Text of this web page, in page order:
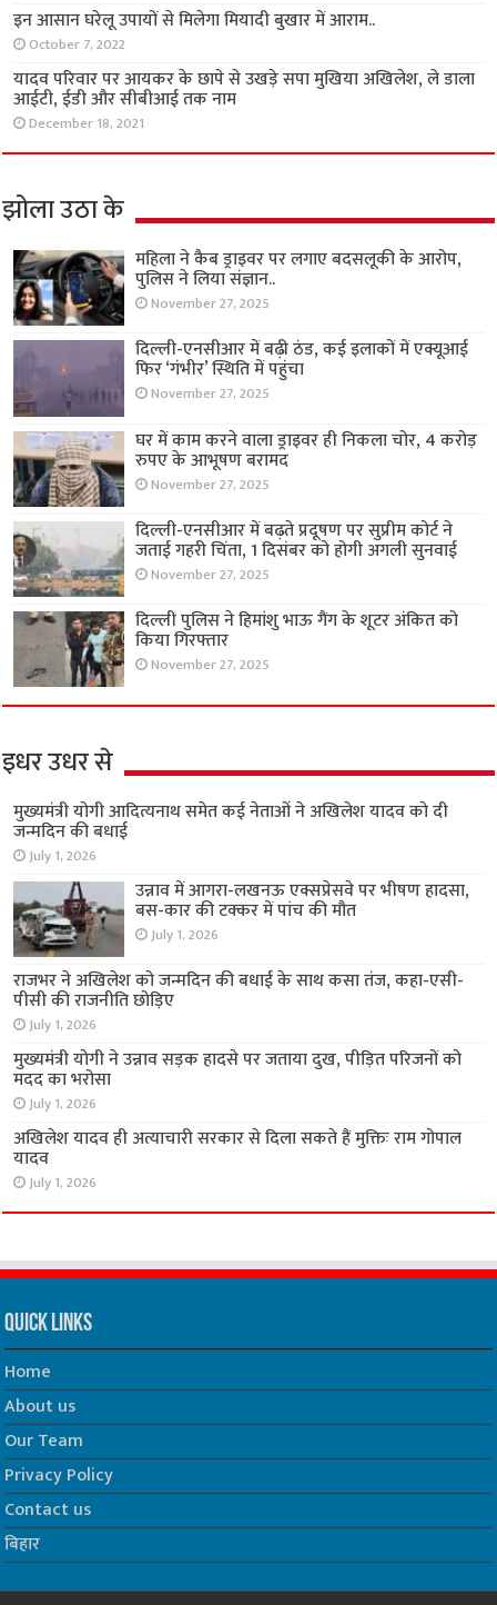
इन आसान घरेलू उपायों से मिलेगा मियादी बुखार में आराम..
October 7, 2022
यादव परिवार पर आयकर के छापे से उखड़े सपा मुखिया अखिलेश, ले डाला
आईटी, ईडी और सीबीआई तक नाम
December 18, 2021
झोला उठा के
महिला ने कैब ड्राइवर पर लगाए बदसलूकी के आरोप,
पुलिस ने लिया संज्ञान..
November 27, 2025
दिल्ली-एनसीआर में बढ़ी ठंड, कई इलाकों में एक्यूआई
फिर ‘गंभीर’ स्थिति में पहुंचा
November 27, 2025
घर में काम करने वाला ड्राइवर ही निकला चोर, 4 करोड़
रुपए के आभूषण बरामद
November 27, 2025
दिल्ली-एनसीआर में बढ़ते प्रदूषण पर सुप्रीम कोर्ट ने
जताई गहरी चिंता, 1 दिसंबर को होगी अगली सुनवाई
November 27, 2025
दिल्ली पुलिस ने हिमांशु भाऊ गैंग के शूटर अंकित को
किया गिरफ्तार
November 27, 2025
इधर उधर से
मुख्यमंत्री योगी आदित्यनाथ समेत कई नेताओं ने अखिलेश यादव को दी
जन्मदिन की बधाई
July 1, 2026
उन्नाव में आगरा-लखनऊ एक्सप्रेसवे पर भीषण हादसा,
बस-कार की टक्कर में पांच की मौत
July 1, 2026
राजभर ने अखिलेश को जन्मदिन की बधाई के साथ कसा तंज, कहा-एसी-
पीसी की राजनीति छोड़िए
July 1, 2026
मुख्यमंत्री योगी ने उन्नाव सड़क हादसे पर जताया दुख, पीड़ित परिजनों को
मदद का भरोसा
July 1, 2026
अखिलेश यादव ही अत्याचारी सरकार से दिला सकते हैं मुक्तिः राम गोपाल
यादव
July 1, 2026
Quick Links
Home
About us
Our Team
Privacy Policy
Contact us
बिहार